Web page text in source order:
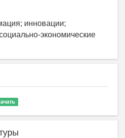
инновации;
экономические